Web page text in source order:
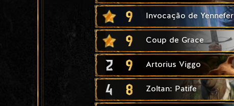
9 Invocação de Yennefer
9 Coup de Grace
2 9 Artorius Viggo
4 8 Zoltan: Patife